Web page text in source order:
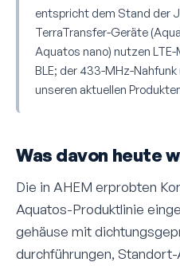
entspricht dem Stand der
TerraTransfer-Geräte
Aquatos nano) nutzen
BLE; der 433-MHz-Nahfunk
unseren aktuellen
Was davon heute
Die in AHEM erprobten
Aquatos-Produktlinie
gehäuse mit
durchführungen,